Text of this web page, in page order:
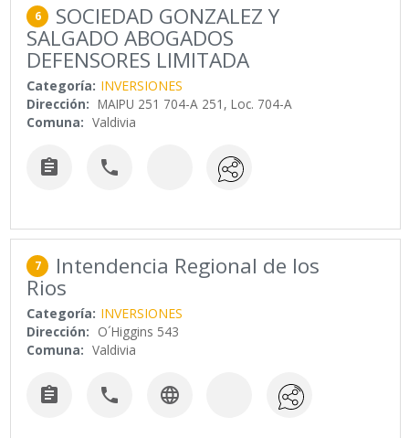
6 SOCIEDAD GONZALEZ Y
SALGADO ABOGADOS
DEFENSORES LIMITADA
Categoría: INVERSIONES
Dirección: MAIPU 251 704-A 251, Loc. 704-A
Comuna: Valdivia
 
7 Intendencia Regional de los
Rios
Categoría: INVERSIONES
Dirección: O´Higgins 543
Comuna: Valdivia
  